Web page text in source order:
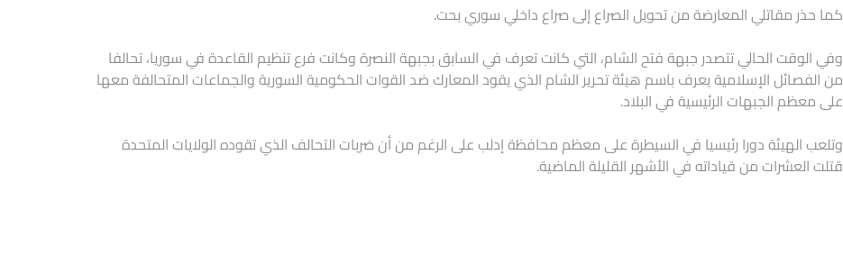
كما حذر مقاتلي المعارضة من تحويل الصراع إلى صراع داخلي سوري بحت.
وفي الوقت الحالي تتصدر جبهة فتح الشام، التي كانت تعرف في السابق بجبهة النصرة وكانت فرع تنظيم القاعدة في سوريا، تحالفا
من الفصائل الإسلامية يعرف باسم هيئة تحرير الشام الذي يقود المعارك ضد القوات الحكومية السورية والجماعات المتحالفة معها
على معظم الجبهات الرئيسية في البلاد.
وتلعب الهيئة دورا رئيسيا في السيطرة على معظم محافظة إدلب على الرغم من أن ضربات التحالف الذي تقوده الولايات المتحدة
قتلت العشرات من قياداته في الأشهر القليلة الماضية.